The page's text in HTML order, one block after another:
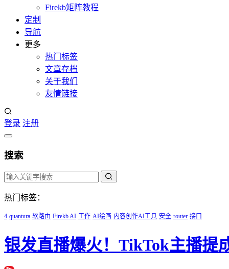
Firekb矩阵教程
定制
导航
更多
热门标签
文章存档
关于我们
友情链接
登录 注册
搜索
热门标签：
4 quantura 软路由 Firekb AI 工作 AI绘画 内容创作AI工具 安全 router 接口
银发直播爆火！TikTok主播提